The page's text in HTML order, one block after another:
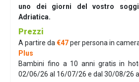
uno dei giorni del vostro
Adriatica.
Prezzi
A partire da€47 per persona in
Plus
Bambini fino a 10 anni gratis in
02/06/26 al 16/07/26 e dal 30/08/26